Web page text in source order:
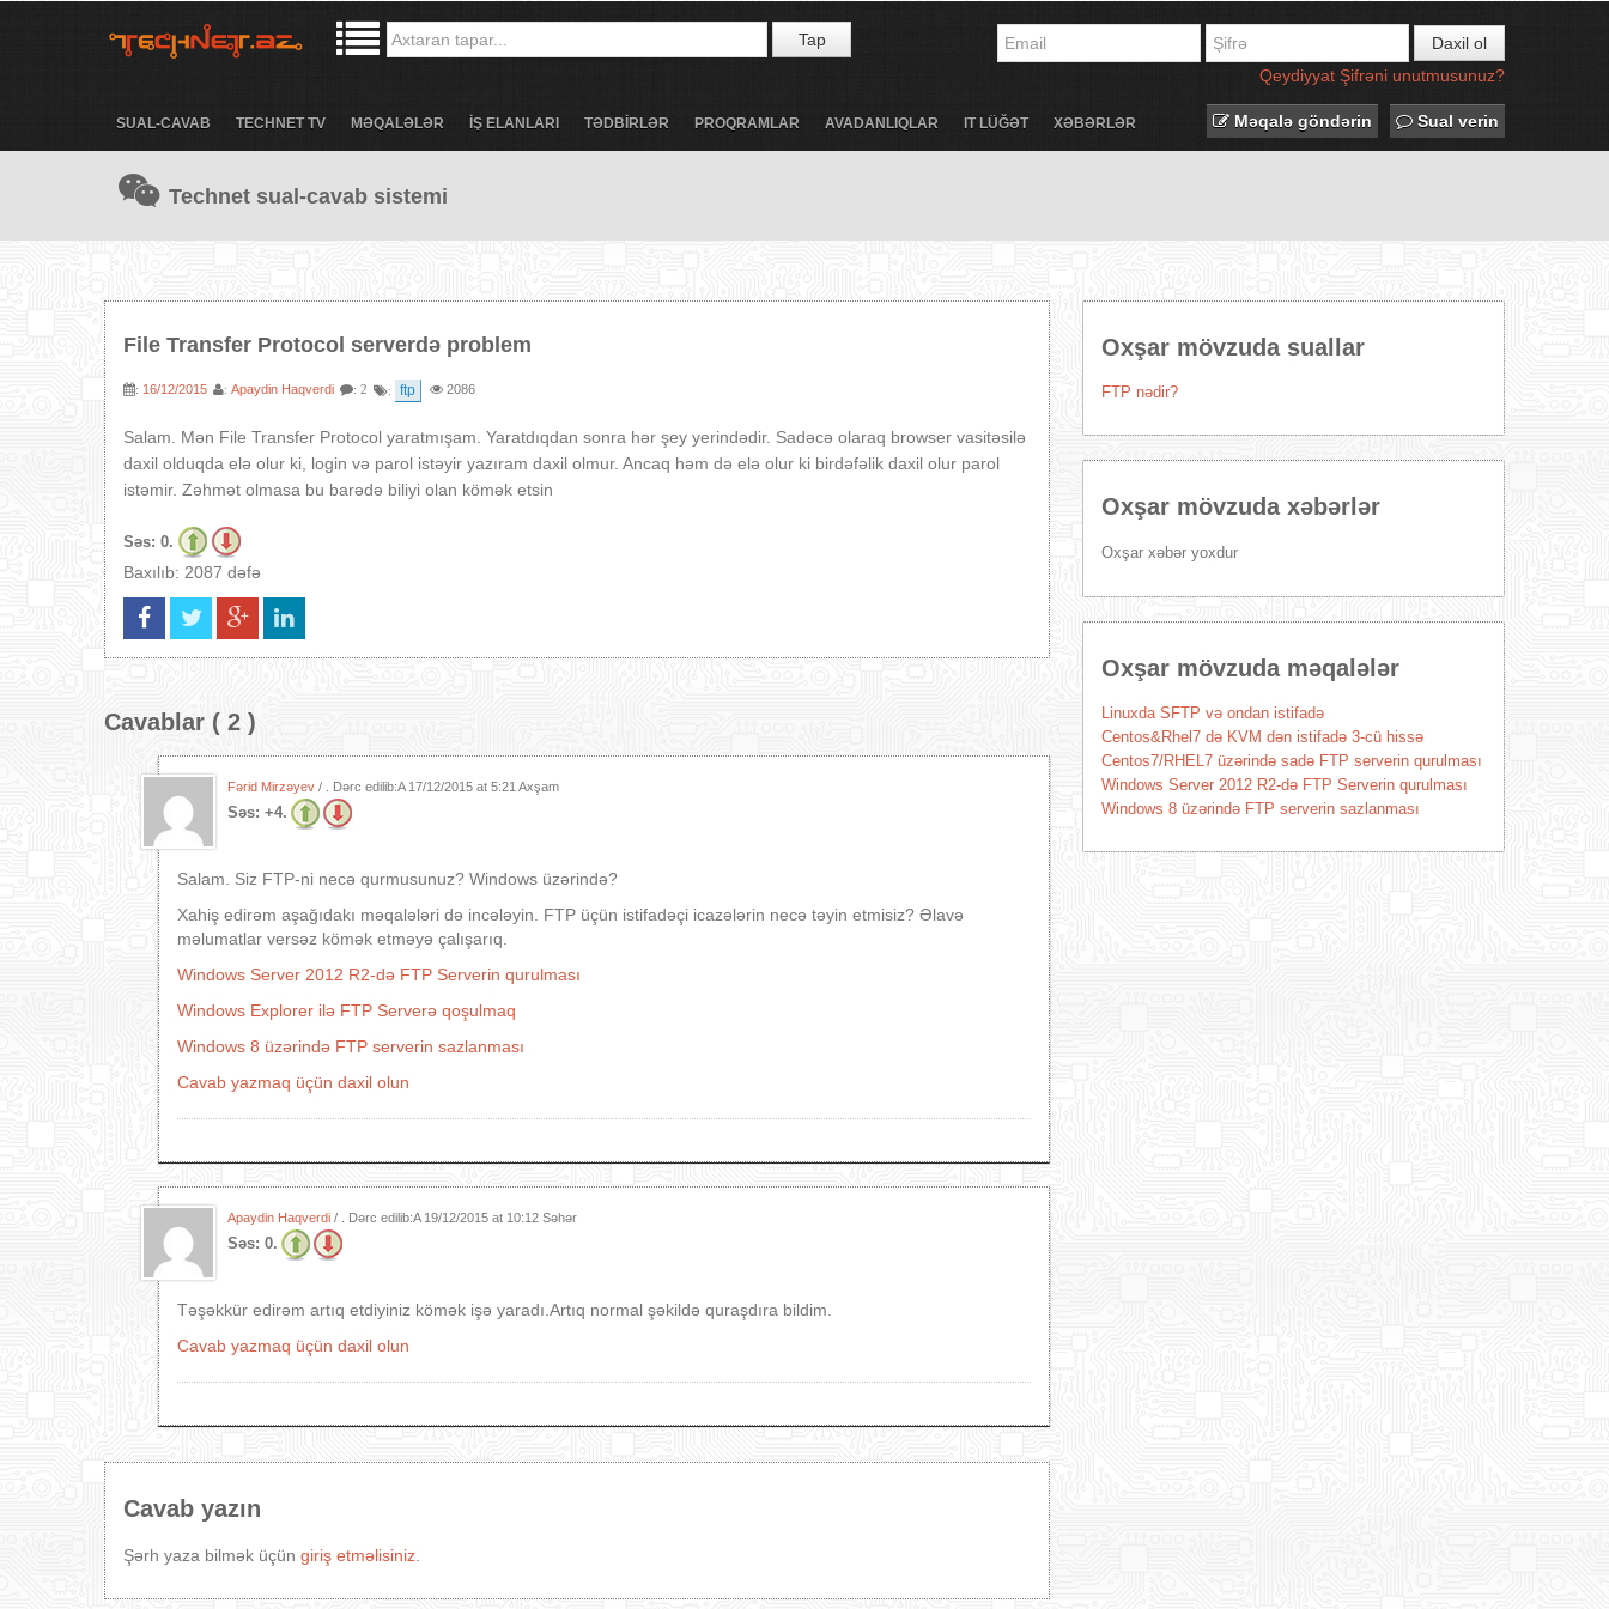
Tap
Daxil ol
Qeydiyyat Şifrəni unutmusunuz?
SUAL-CAVAB TECHNET TV MƏQALƏLƏR İŞ ELANLARI TƏDBİRLƏR PROQRAMLAR AVADANLIQLAR IT LÜĞƏT XƏBƏRLƏR Məqalə göndərin Sual verin
Technet sual-cavab sistemi
File Transfer Protocol serverdə problem
: 16/12/2015 : Apaydin Haqverdi : 2 : ftp 2086
Salam. Mən File Transfer Protocol yaratmışam. Yaratdıqdan sonra hər şey yerindədir. Sadəcə olaraq browser vasitəsilə
daxil olduqda elə olur ki, login və parol istəyir yazıram daxil olmur. Ancaq həm də elə olur ki birdəfəlik daxil olur parol
istəmir. Zəhmət olmasa bu barədə biliyi olan kömək etsin
Səs: 0.
Baxılıb: 2087 dəfə
Cavablar ( 2 )
Fərid Mirzəyev / . Dərc edilib:A 17/12/2015 at 5:21 Axşam
Səs: +4.
Salam. Siz FTP-ni necə qurmusunuz? Windows üzərində?
Xahiş edirəm aşağıdakı məqalələri də incələyin. FTP üçün istifadəçi icazələrin necə təyin etmisiz? Əlavə
məlumatlar versəz kömək etməyə çalışarıq.
Windows Server 2012 R2-də FTP Serverin qurulması
Windows Explorer ilə FTP Serverə qoşulmaq
Windows 8 üzərində FTP serverin sazlanması
Cavab yazmaq üçün daxil olun
Apaydin Haqverdi / . Dərc edilib:A 19/12/2015 at 10:12 Səhər
Səs: 0.
Təşəkkür edirəm artıq etdiyiniz kömək işə yaradı.Artıq normal şəkildə quraşdıra bildim.
Cavab yazmaq üçün daxil olun
Cavab yazın
Şərh yaza bilmək üçün giriş etməlisiniz
Oxşar mövzuda suallar
FTP nədir?
Oxşar mövzuda xəbərlər
Oxşar xəbər yoxdur
Oxşar mövzuda məqalələr
Linuxda SFTP və ondan istifadə
Centos&Rhel7 də KVM dən istifadə 3-cü hissə
Centos7/RHEL7 üzərində sadə FTP serverin qurulması
Windows Server 2012 R2-də FTP Serverin qurulması
Windows 8 üzərində FTP serverin sazlanması